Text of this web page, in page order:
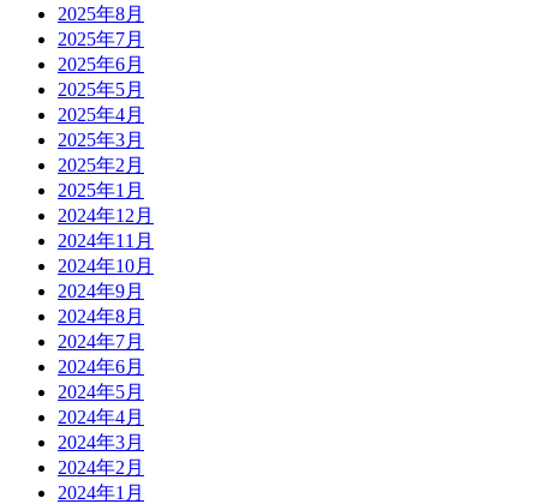
2025年8月
2025年7月
2025年6月
2025年5月
2025年4月
2025年3月
2025年2月
2025年1月
2024年12月
2024年11月
2024年10月
2024年9月
2024年8月
2024年7月
2024年6月
2024年5月
2024年4月
2024年3月
2024年2月
2024年1月